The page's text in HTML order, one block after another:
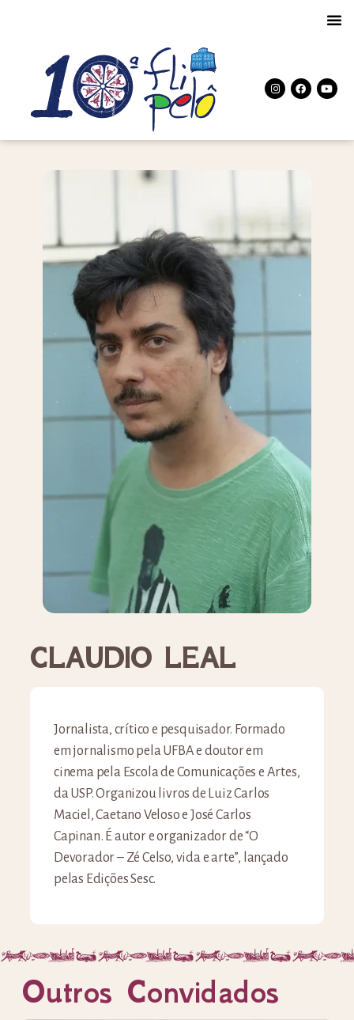
CLAUDIO LEAL
Jornalista, crítico e pesquisador. Formado
em jornalismo pela UFBA e doutor em
cinema pela Escola de Comunicações e Artes,
da USP. Organizou livros de Luiz Carlos
Maciel, Caetano Veloso e José Carlos
Capinan. É autor e organizador de “O
Devorador – Zé Celso, vida e arte”, lançado
pelas Edições Sesc.
Outros Convidados